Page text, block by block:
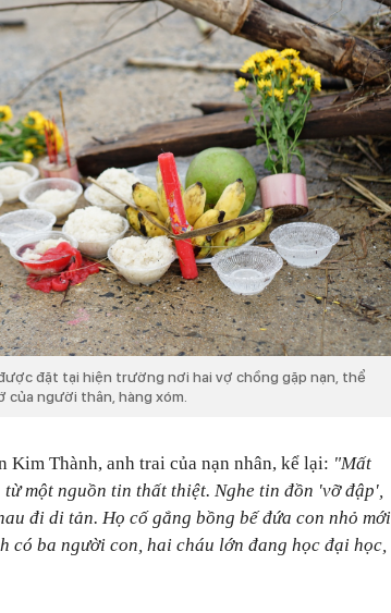
đặt tại hiện trường nơi hai vợ chồng gặp nạn, thể
người thân, hàng xóm.
Kim Thành, anh trai của nạn nhân, kể lại: "Mất
một nguồn tin thất thiệt. Nghe tin đồn 'vỡ đập',
đi di tản. Họ cố gắng bồng bế đứa con nhỏ mới
có ba người con, hai cháu lớn đang học đại học,